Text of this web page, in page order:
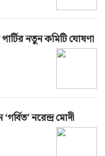
নতুন কমিটি ঘোষণা
নরেন্দ্র মোদী